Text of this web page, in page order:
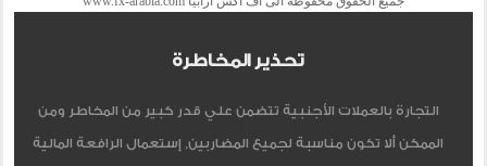
تحذير المخاطرة
التجارة بالعملات الأجنبية تتضمن علي قدر كبير من المخاطر ومن
الممكن ألا تكون مناسبة لجميع المضاربين, إستعمال الرافعة المالية